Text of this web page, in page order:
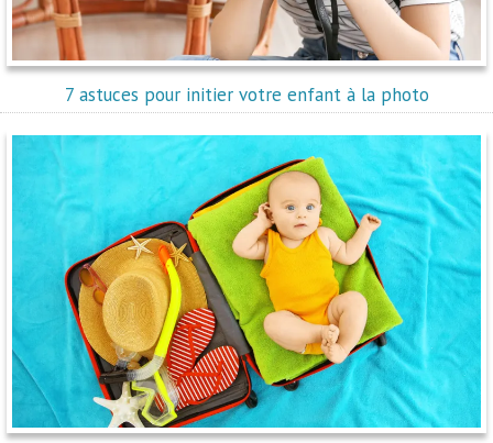
7 astuces pour initier votre enfant à la photo